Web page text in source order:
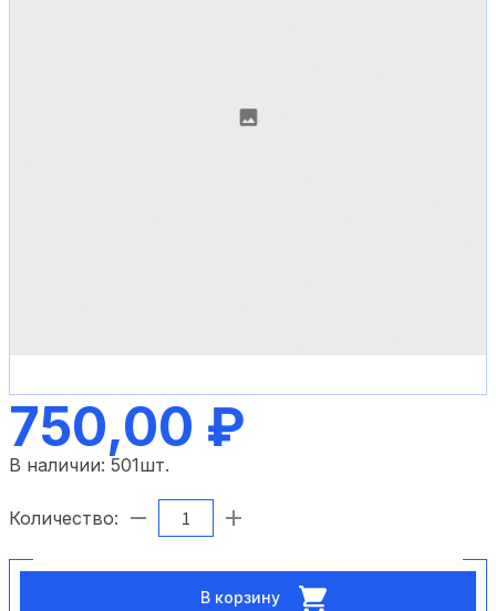
750,00 ₽
В наличии: 501шт.
Количество:
В корзину